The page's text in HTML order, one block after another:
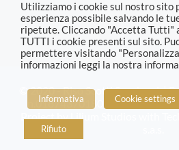
© 2020 - Riso Scotti Snack s.r.l. |
n.01874370180 |
Informativa
Utilizziamo i cookie sul nostro
esperienza possibile salvando le
ripetute. Cliccando "Accetta Tutti"
TUTTI i cookie presenti sul sito.
permettere visitando
informazioni leggi la nostra
Informativa Cookie settings
Rifiuto